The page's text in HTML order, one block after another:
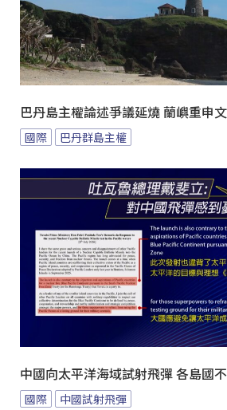
巴丹島主權論述爭議延燒 蘭嶼重申
國際 巴丹群島主權
中國向太平洋海域試射飛彈 各島國
國際 中國試射飛彈